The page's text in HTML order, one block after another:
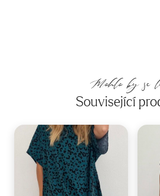
Mohlo by se
Související